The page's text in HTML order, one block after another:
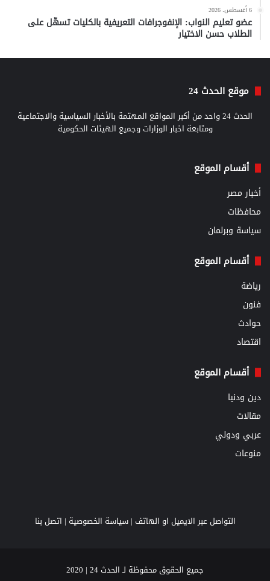
6 أغسطس، 2026
عضو تعليم النواب: الإنفوجرافات التعريفية بالكليات تسهّل على
الطلاب حسن الاختيار
موقع الحدث 24
الحدث 24 واحد من أكبر المواقع المهتمة بالأخبار السياسية والاجتماعية
ومتابعة اخبار الوزارات وجميع الهيئات الحكومية
أقسام الموقع
أخبار مصر
محافظات
سياسة وبرلمان
أقسام الموقع
رياضة
فنون
حوادث
اقتصاد
أقسام الموقع
دين ودنيا
مقالات
عربي ودولي
منوعات
التواصل عبر الايميل او الهاتف |سياسة الخصوصية | اتصل بنا
جميع الحقوق محفوظة لـ الحدث 24 | 2020